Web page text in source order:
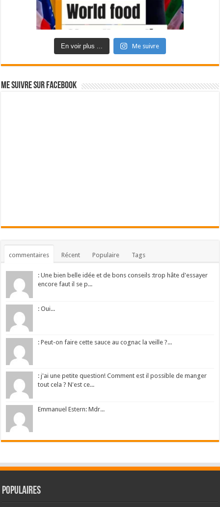
En voir plus ... Me suivre
Me suivre sur Facebook
commentaires Récent Populaire Tags
: Une bien belle idée et de bons conseils :trop hâte d'essayer
encore faut il se p...
: Oui...
: Peut-on faire cette sauce au cognac la veille ?...
: j'ai une petite question! Comment est il possible de manger
tout cela ? N'est ce...
Emmanuel Estern: Mdr...
Populaires